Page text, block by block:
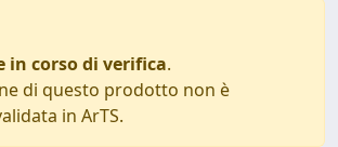
in corso di verifica.
di questo prodotto non è
in ArTS.